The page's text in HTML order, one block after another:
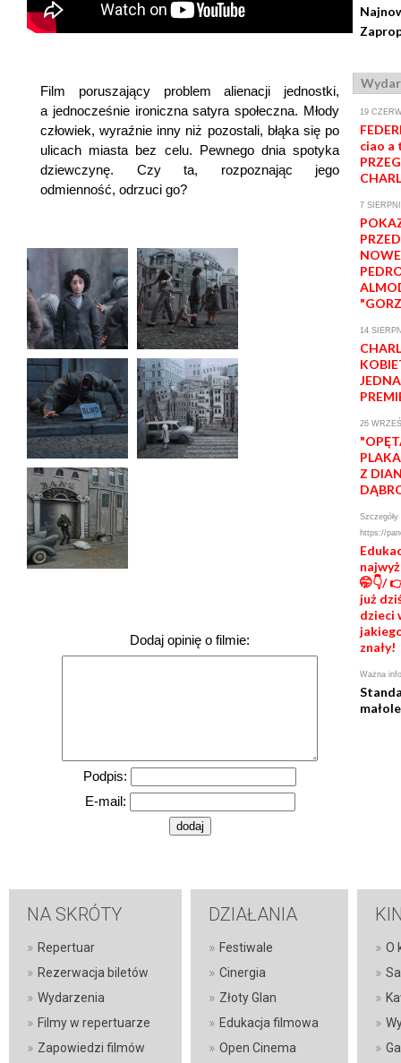
Film poruszający problem alienacji jednostki,
a jednocześnie ironiczna satyra społeczna. Młody
człowiek, wyraźnie inny niż pozostali, błąka się po
ulicach miasta bez celu. Pewnego dnia spotyka
dziewczynę. Czy ta, rozpoznając jego
odmienność, odrzuci go?
Dodaj opinię o filmie:
Podpis:
E-mail:
19
ciao
7
14
26
Z
https://
🤭👇/
już
dzieci
znały!
Ważna
NA SKRÓTY
» Repertuar
» Rezerwacja biletów
» Wydarzenia
» Filmy w repertuarze
» Zapowiedzi filmów
DZIAŁANIA
» Festiwale
» Cinergia
» Złoty Glan
» Edukacja filmowa
» Open Cinema
» O
»
»
»
»